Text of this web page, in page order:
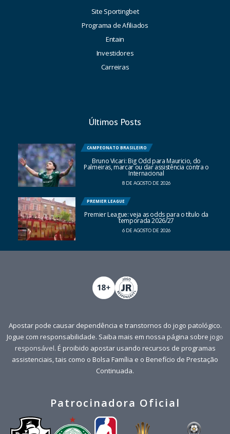
Site Sportingbet
Programa de Afiliados
Entain
Investidores
Carreiras
Últimos Posts
CAMPEONATO BRASILEIRO
Bruno Vicari: Big Odd para Mauricio, do
Palmeiras, marcar ou dar assistência contra o
Internacional
8 DE AGOSTO DE 2026
PREMIER LEAGUE
Premier League: veja as odds para o título da
temporada 2026/27
6 DE AGOSTO DE 2026
Apostar pode causar dependência e transtornos do jogo patológico.
Jogue com responsabilidade. Saiba mais em nossa página sobre jogo
responsável. É proibido apostar usando recursos de programas
assistenciais, tais como o Bolsa Família e o Benefício de Prestação
Continuada.
Patrocinadora Oficial